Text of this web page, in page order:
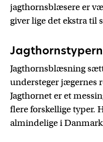
jagthornsblæsere er
giver lige det ekstra til
Jagthornsblæsning
understeger jægernes
Jagthornet er et
flere forskellige typer.
almindelige i